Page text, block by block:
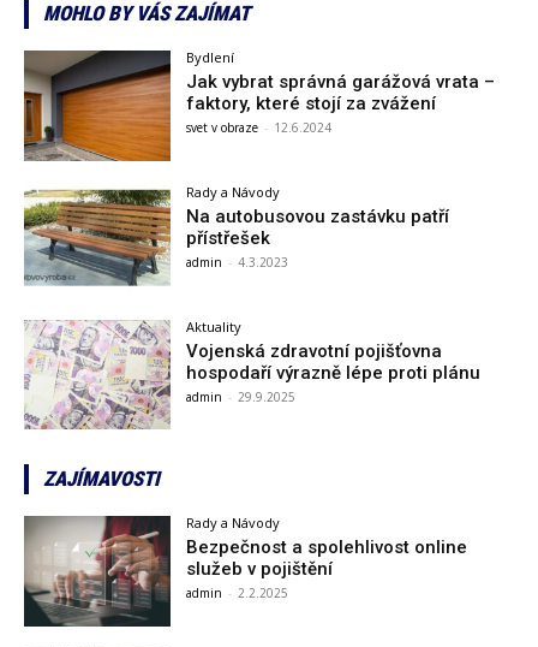
MOHLO BY VÁS ZAJÍMAT
Bydlení
Jak vybrat správná garážová vrata –
faktory, které stojí za zvážení
svet v obraze - 12.6.2024
Rady a Návody
Na autobusovou zastávku patří
přístřešek
admin - 4.3.2023
Aktuality
Vojenská zdravotní pojišťovna
hospodaří výrazně lépe proti plánu
admin - 29.9.2025
ZAJÍMAVOSTI
Rady a Návody
Bezpečnost a spolehlivost online
služeb v pojištění
admin - 2.2.2025